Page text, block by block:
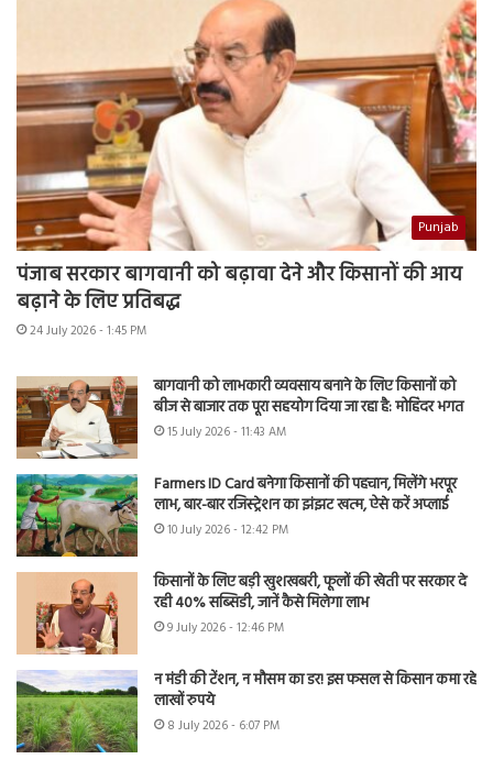
Punjab
पंजाब सरकार बागवानी को बढ़ावा देने और किसानों की आय
बढ़ाने के लिए प्रतिबद्ध
24 July 2026 - 1:45 PM
बागवानी को लाभकारी व्यवसाय बनाने के लिए किसानों को
बीज से बाजार तक पूरा सहयोग दिया जा रहा है: मोहिंदर भगत
15 July 2026 - 11:43 AM
Farmers ID Card बनेगा किसानों की पहचान, मिलेंगे भरपूर
लाभ, बार-बार रजिस्ट्रेशन का झंझट खत्म, ऐसे करें अप्लाई
10 July 2026 - 12:42 PM
किसानों के लिए बड़ी खुशखबरी, फूलों की खेती पर सरकार दे
रही 40% सब्सिडी, जानें कैसे मिलेगा लाभ
9 July 2026 - 12:46 PM
न मंडी की टेंशन, न मौसम का डर! इस फसल से किसान कमा रहे
लाखों रुपये
8 July 2026 - 6:07 PM